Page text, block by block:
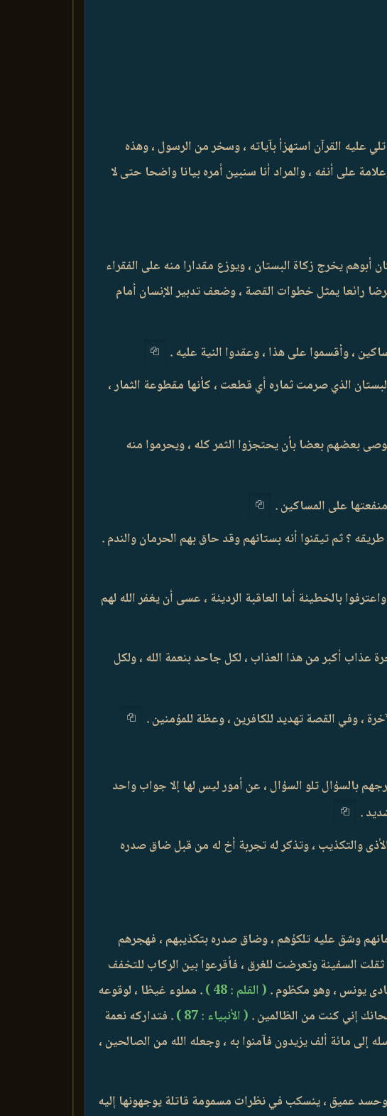
عليه القرآن استهزأ بآياته ، وسخر من الرسول ، وهذه
على أنفه ، والمراد أنا سنبين أمره بيانا واضحا حتى لا
يخرج زكاة البستان ، ويوزع مقدارا منه على الفقراء
رائعا يمثل خطوات القصة ، وضعف تدبير الإنسان أمام
الذي صرمت ثماره أي قطعت ، كأنها مقطوعة الثمار ،
بعضهم بعضا بأن يحتجزوا الثمر كله ، ويحرموا منه
؟ ثم تيقنوا أنه بستانهم وقد حاق بهم الحرمان والندم .
بالخطيئة أما العاقبة الرديئة ، عسى أن يغفر الله لهم
عذاب أكبر من هذا العذاب ، لكل جاحد بنعمة الله ، ولكل
، وفي القصة تهديد للكافرين ، وعظة للمؤمنين .
بالسؤال تلو السؤال ، عن أمور ليس لها إلا جواب واحد
.
الأذى والتكذيب ، وتذكر له تجربة أخ له من قبل ضاق صدره
وشق عليه تلكؤهم ، وضاق صدره بتكذيبهم ، فهجرهم
السفينة وتعرضت للغرق ، فأقرعوا بين الركاب للتخفف
يونس ، وهو مكظوم . ( القلم : 48 )
. مملوء غيظا ، لوقوعه
إني كنت من الظالمين . ( الأنبياء : 87 )
. فتداركه نعمة
إلى مائة ألف يزيدون فآمنوا به ، وجعله الله من الصالحين ،
وحسد عميق ، ينسكب في نظرات مسمومة قاتلة يوجهونها إليه